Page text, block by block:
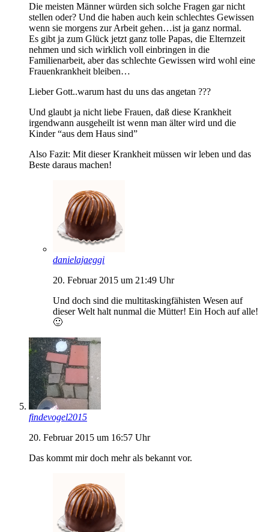
Die meisten Männer würden sich solche Fragen gar nicht
stellen oder? Und die haben auch kein schlechtes Gewissen
wenn sie morgens zur Arbeit gehen…ist ja ganz normal.
Es gibt ja zum Glück jetzt ganz tolle Papas, die Elternzeit
nehmen und sich wirklich voll einbringen in die
Familienarbeit, aber das schlechte Gewissen wird wohl eine
Frauenkrankheit bleiben…
Lieber Gott..warum hast du uns das angetan ???
Und glaubt ja nicht liebe Frauen, daß diese Krankheit
irgendwann ausgeheilt ist wenn man älter wird und die
Kinder “aus dem Haus sind”
Also Fazit: Mit dieser Krankheit müssen wir leben und das
Beste daraus machen!
danielajaeggi
20. Februar 2015 um 21:49 Uhr
Und doch sind die multitaskingfähisten Wesen auf
dieser Welt halt nunmal die Mütter! Ein Hoch auf alle!
🙂
findevogel2015
20. Februar 2015 um 16:57 Uhr
Das kommt mir doch mehr als bekannt vor.